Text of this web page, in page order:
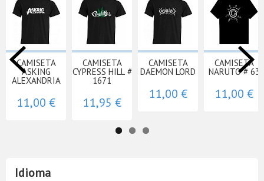
Idioma
CAMISETA
ASKING
ALEXANDRIA
11,00 €
CAMISETA
CYPRESS HILL #
1671
11,95 €
CAMISETA
DAEMON LORD
11,00 €
CAMISETA
NARUTO # 63
11,00 €